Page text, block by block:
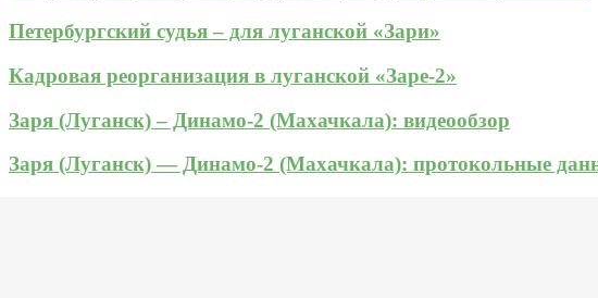
Петербургский судья – для луганской «Зари»
Кадровая реорганизация в луганской «Заре-2»
Заря (Луганск) – Динамо-2 (Махачкала): видеообзор
Заря (Луганск) — Динамо-2 (Махачкала): протокольные